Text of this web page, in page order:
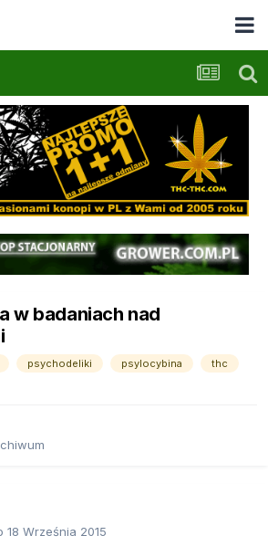
w badaniach nad
psychodeliki psylocybina
thc
18 Września 2015